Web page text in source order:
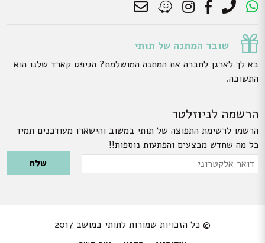
שובר המתנה של תותי
בא לך לארגן לחברה את המתנה המושלמת? הגיפט קארד שלנו הוא
התשובה.
הרשמה לניוזלטר
הרשמו לרשימת התפוצה של תותי במשוב והישארו מעודכנים תמיד
כל מה שחדש מבצעים והפתעות נוספות!!
Please leave this field empty.
דואר
© כל הזכויות שמורות לתותי במושב 2017